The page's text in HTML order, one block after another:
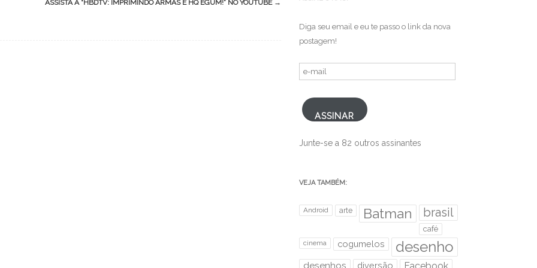
ASSISTA A “HBDTV: IMPRIMINDO ARMAS E HQ EGUM!” NO YOUTUBE →
Diga seu email e eu te passo o link da nova
postagem!
e-
mail
ASSINAR
Junte-se a 82 outros assinantes
VEJA TAMBÉM:
Android arte Batman brasil
café
cinema cogumelos desenho
desenhos diversão Facebook